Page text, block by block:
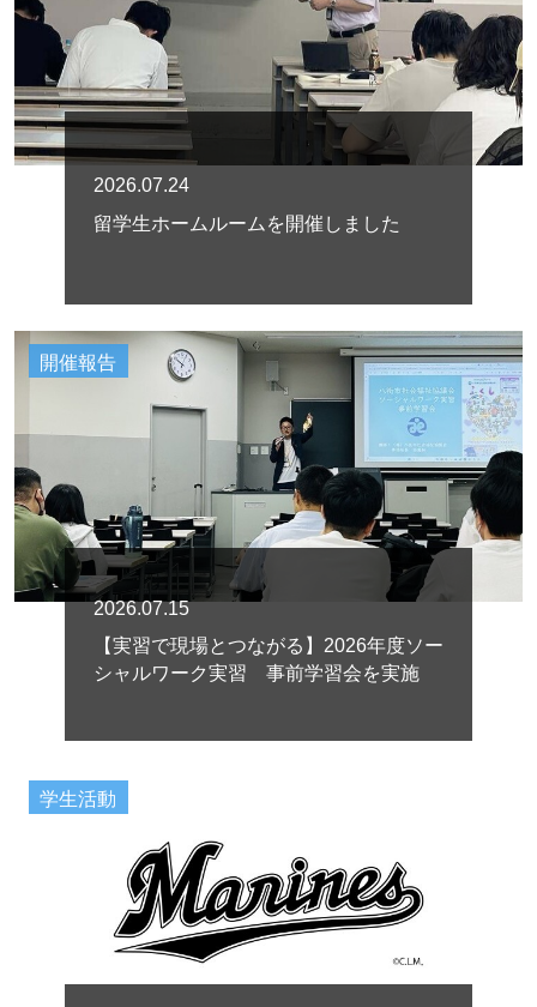
2026.07.24
留学生ホームルームを開催しました
開催報告
2026.07.15
【実習で現場とつながる】2026年度ソー
シャルワーク実習 事前学習会を実施
学生活動